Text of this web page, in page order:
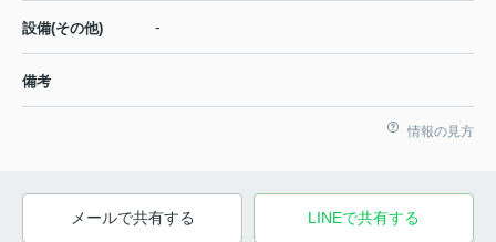
設備(その他) -
備考
情報の見方
メールで共有する LINEで共有する